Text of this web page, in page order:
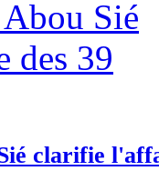
clarifie